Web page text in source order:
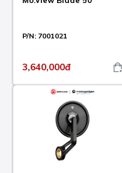
P/N: 7001021
3,640,000đ